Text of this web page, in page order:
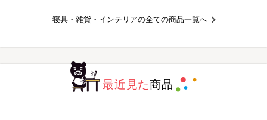
寝具・雑貨・インテリアの全ての商品一覧へ
最近見た商品